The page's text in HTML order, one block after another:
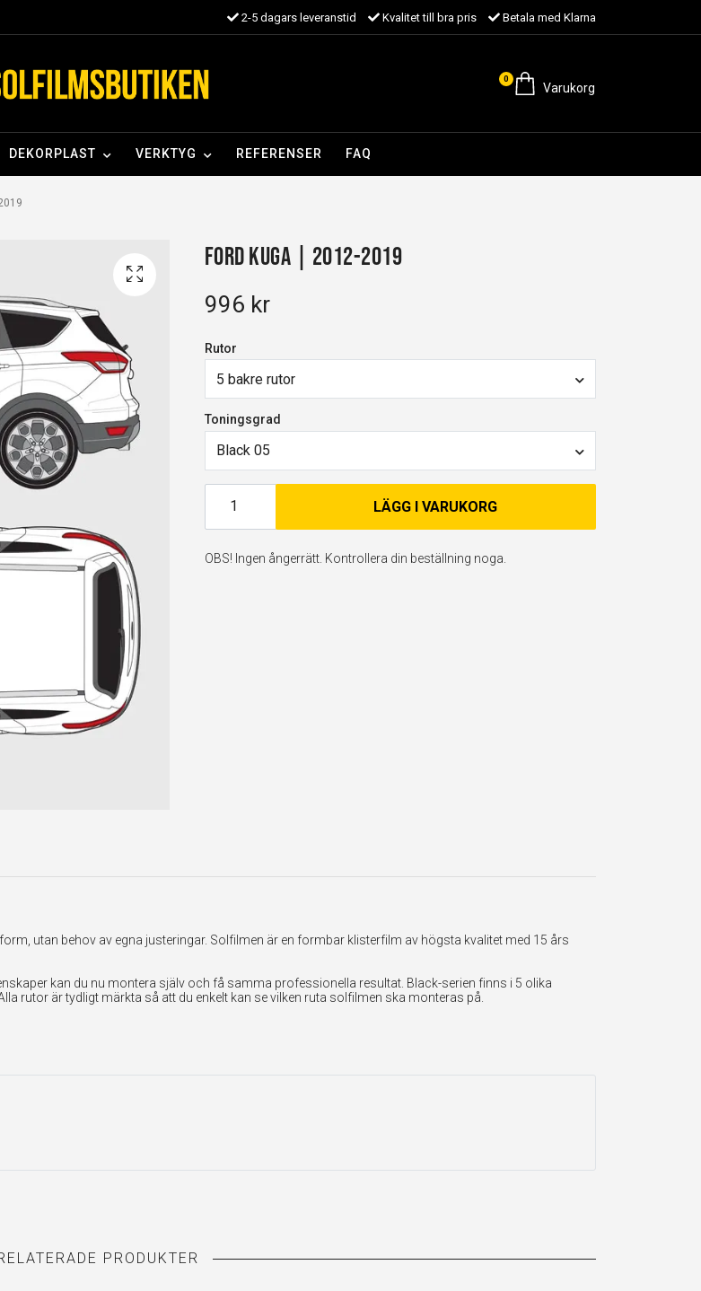
2-5 dagars leveranstid Kvalitet till bra pris Betala med Klarna
0
Varukorg
DEKORPLAST VERKTYG REFERENSER FAQ
Ford Kuga | 2012-2019
996 kr
Rutor
5 bakre rutor
Toningsgrad
Black 05
LÄGG I VARUKORG
OBS! Ingen ångerrätt. Kontrollera din beställning noga.
utan behov av egna justeringar. Solfilmen är en formbar klisterfilm av högsta kvalitet med 15 års
kan du nu montera själv och få samma professionella resultat. Black-serien finns i 5 olika
rutor är tydligt märkta så att du enkelt kan se vilken ruta solfilmen ska monteras på.